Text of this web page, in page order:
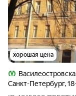
хорошая цена
Санкт-Петербург,